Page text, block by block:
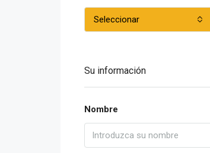
Seleccionar
Su información
Nombre